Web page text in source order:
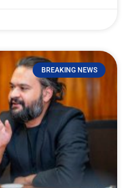
BREAKING NEWS